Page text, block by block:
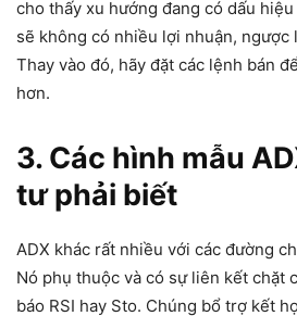
cho thấy xu hướng đang có dấu
sẽ không có nhiều lợi nhuận, ngược
Thay vào đó, hãy đặt các lệnh bán
hơn.
3. Các hình mẫu
tư phải biết
ADX khác rất nhiều với các đường
Nó phụ thuộc và có sự liên kết chặt
báo RSI hay Sto. Chúng bổ trợ kết